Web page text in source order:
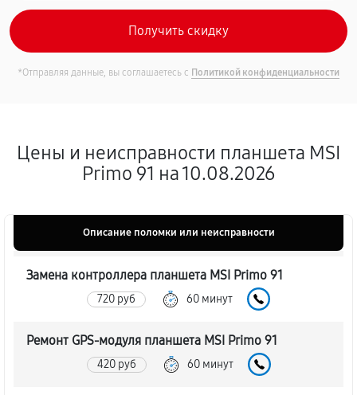
*Отправляя данные, вы соглашаетесь с Политикой конфиденциальности
Цены и неисправности планшета MSI
Primo 91 на 10.08.2026
Описание поломки или неисправности
Замена контроллера планшета MSI Primo 91
720 руб 60 минут
Ремонт GPS-модуля планшета MSI Primo 91
420 руб 60 минут